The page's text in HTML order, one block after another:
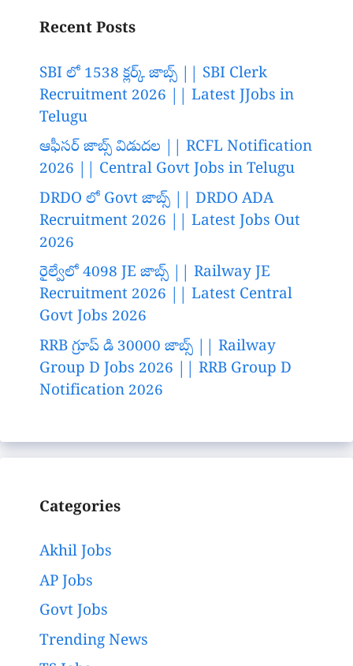
Recent Posts
SBI లో 1538 క్లర్క్ జాబ్స్ || SBI Clerk
Recruitment 2026 || Latest JJobs in
Telugu
ఆఫీసర్ జాబ్స్ విడుదల || RCFL Notification
2026 || Central Govt Jobs in Telugu
DRDO లో Govt జాబ్స్ || DRDO ADA
Recruitment 2026 || Latest Jobs Out
2026
రైల్వేలో 4098 JE జాబ్స్ || Railway JE
Recruitment 2026 || Latest Central
Govt Jobs 2026
RRB గ్రూప్ డి 30000 జాబ్స్ || Railway
Group D Jobs 2026 || RRB Group D
Notification 2026
Categories
Akhil Jobs
AP Jobs
Govt Jobs
Trending News